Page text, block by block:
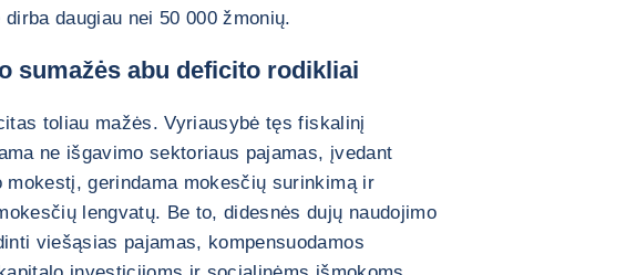
daugiau nei 50 000 žmonių.
sumažės abu deficito rodikliai
toliau mažės. Vyriausybė tęs fiskalinį
ne išgavimo sektoriaus pajamas, įvedant
mokestį, gerindama mokesčių surinkimą ir
lengvatų. Be to, didesnės dujų naudojimo
viešąsias pajamas, kompensuodamos